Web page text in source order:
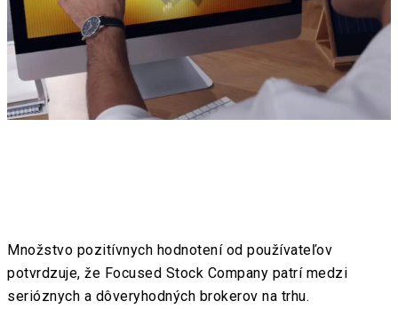
Množstvo pozitívnych hodnotení od používateľov
potvrdzuje, že Focused Stock Company patrí medzi
serióznych a dôveryhodných brokerov na trhu.